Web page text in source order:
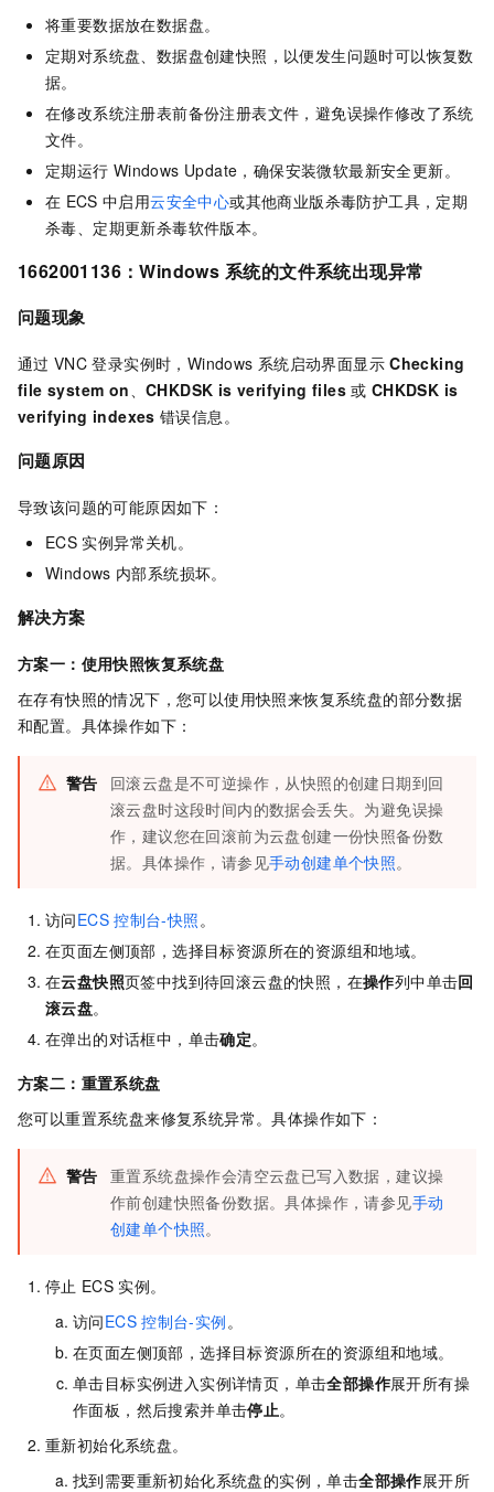
将重要数据放在数据盘。
定期对系统盘、数据盘创建快照，以便发生问题时可以恢复数
据。
在修改系统注册表前备份注册表文件，避免误操作修改了系统
文件。
定期运行 Windows Update，确保安装微软最新安全更新。
在 ECS 中启用云安全中心或其他商业版杀毒防护工具，定期
杀毒、定期更新杀毒软件版本。
1662001136：Windows 系统的文件系统出现异常
问题现象
通过 VNC 登录实例时，Windows 系统启动界面显示 Checking
file system on、CHKDSK is verifying files 或 CHKDSK is
verifying indexes 错误信息。
问题原因
导致该问题的可能原因如下：
ECS 实例异常关机。
Windows 内部系统损坏。
解决方案
方案一：使用快照恢复系统盘
在存有快照的情况下，您可以使用快照来恢复系统盘的部分数据
和配置。具体操作如下：
警告
回滚云盘是不可逆操作，从快照的创建日期到回
滚云盘时这段时间内的数据会丢失。为避免误操
作，建议您在回滚前为云盘创建一份快照备份数
据。具体操作，请参见手动创建单个快照。
访问ECS 控制台-快照。
在页面左侧顶部，选择目标资源所在的资源组和地域。
在云盘快照页签中找到待回滚云盘的快照，在操作列中单击回
滚云盘。
在弹出的对话框中，单击确定。
方案二：重置系统盘
您可以重置系统盘来修复系统异常。具体操作如下：
警告 重置系统盘操作会清空云盘已写入数据，建议操
作前创建快照备份数据。具体操作，请参见手动
创建单个快照。
停止 ECS 实例。
访问ECS 控制台-实例。
在页面左侧顶部，选择目标资源所在的资源组和地域。
单击目标实例进入实例详情页，单击全部操作展开所有操
作面板，然后搜索并单击停止。
重新初始化系统盘。
找到需要重新初始化系统盘的实例，单击全部操作展开所